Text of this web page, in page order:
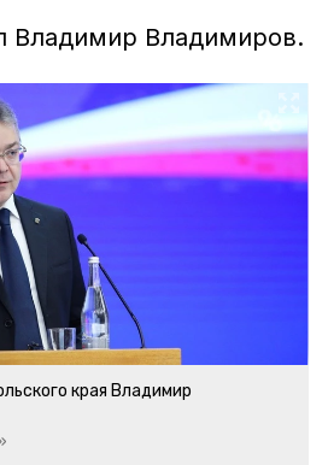
Владимиров.
края Владимир